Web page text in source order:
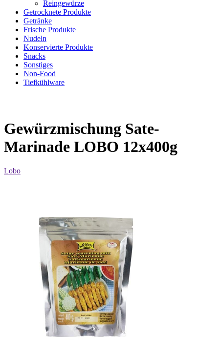
Reingewürze
Getrocknete Produkte
Getränke
Frische Produkte
Nudeln
Konservierte Produkte
Snacks
Sonstiges
Non-Food
Tiefkühlware
Gewürzmischung Sate-
Marinade LOBO 12x400g
Lobo